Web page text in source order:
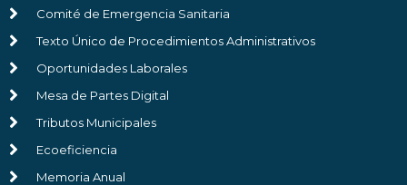
Comité de Emergencia Sanitaria
Texto Único de Procedimientos Administrativos
Oportunidades Laborales
Mesa de Partes Digital
Tributos Municipales
Ecoeficiencia
Memoria Anual